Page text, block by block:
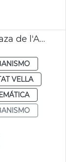
Inicio sustitució maceteros plaza de l'Ajuntament
VELLA